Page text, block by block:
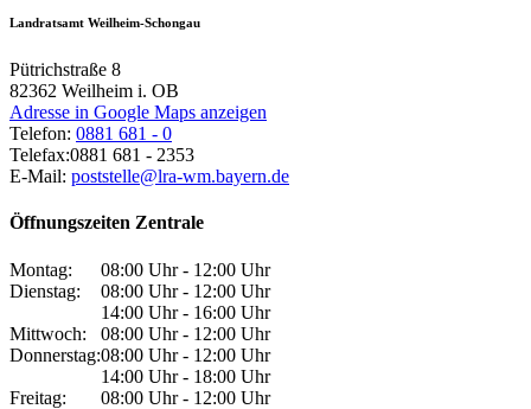
Landratsamt Weilheim-Schongau
Pütrichstraße 8
82362 Weilheim i. OB
Adresse in Google Maps anzeigen
Telefon: 0881 681 - 0
Telefax:0881 681 - 2353
E-Mail: poststelle@lra-wm.bayern.de
Öffnungszeiten Zentrale
Montag:
08:00 Uhr - 12:00 Uhr
Dienstag:
08:00 Uhr - 12:00 Uhr
14:00 Uhr - 16:00 Uhr
Mittwoch:
08:00 Uhr - 12:00 Uhr
Donnerstag:08:00 Uhr - 12:00 Uhr
14:00 Uhr - 18:00 Uhr
Freitag:
08:00 Uhr - 12:00 Uhr